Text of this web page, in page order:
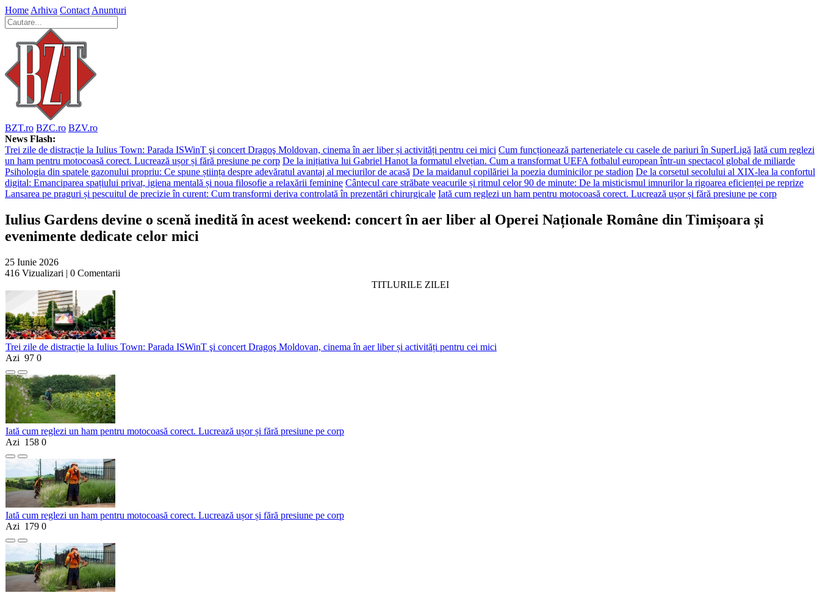
Home Arhiva Contact Anunturi
BZT.ro BZC.ro BZV.ro
News Flash:
Trei zile de distracție la Iulius Town: Parada ISWinT şi concert Dragoş Moldovan, cinema în aer liber și activități pentru cei mici Cum funcționează parteneriatele cu casele de pariuri în SuperLigă Iată cum reglezi
un ham pentru motocoasă corect. Lucrează ușor și fără presiune pe corp De la inițiativa lui Gabriel Hanot la formatul elvețian. Cum a transformat UEFA fotbalul european într-un spectacol global de miliarde
Psihologia din spatele gazonului propriu: Ce spune știința despre adevăratul avantaj al meciurilor de acasă De la maidanul copilăriei la poezia duminicilor pe stadion De la corsetul secolului al XIX-lea la confortul
digital: Emanciparea spațiului privat, igiena mentală și noua filosofie a relaxării feminine Cântecul care străbate veacurile și ritmul celor 90 de minute: De la misticismul imnurilor la rigoarea eficienței pe reprize
Lansarea pe praguri și pescuitul de precizie în curent: Cum transformi deriva controlată în prezentări chirurgicale Iată cum reglezi un ham pentru motocoasă corect. Lucrează ușor și fără presiune pe corp
Iulius Gardens devine o scenă inedită în acest weekend: concert în aer liber al Operei Naționale Române din Timișoara și
evenimente dedicate celor mici
25 Iunie 2026
416 Vizualizari | 0 Comentarii
TITLURILE ZILEI
Trei zile de distracție la Iulius Town: Parada ISWinT şi concert Dragoş Moldovan, cinema în aer liber și activități pentru cei mici
Azi 97 0
Iată cum reglezi un ham pentru motocoasă corect. Lucrează ușor și fără presiune pe corp
Azi 158 0
Iată cum reglezi un ham pentru motocoasă corect. Lucrează ușor și fără presiune pe corp
Azi 179 0